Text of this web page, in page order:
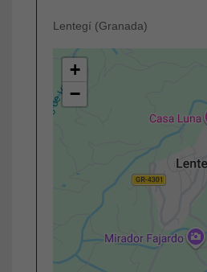
Lentegí (Granada)
+
−